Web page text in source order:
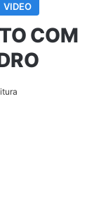
VIDEO
COM